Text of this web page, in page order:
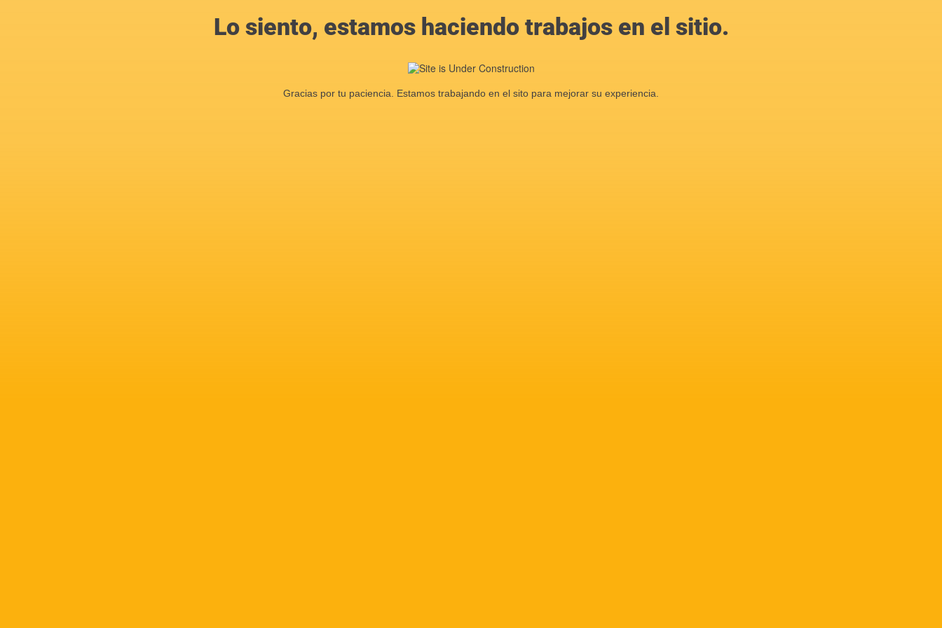
Lo siento, estamos haciendo trabajos en el sitio.
Gracias por tu paciencia. Estamos trabajando en el sito para mejorar su experiencia.